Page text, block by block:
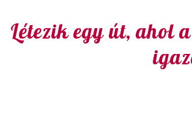
Létezik egy út, ahol